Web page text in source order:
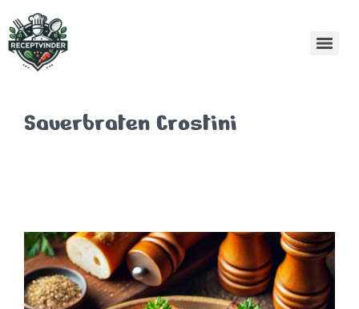
Sauerbraten Crostini